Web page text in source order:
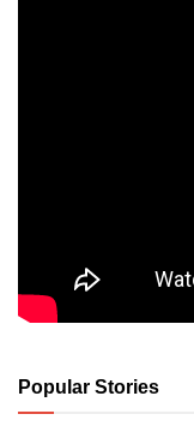
Popular Stories